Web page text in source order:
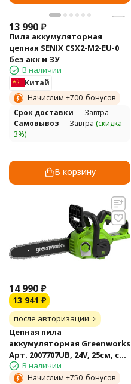
13 990₽
Пила аккумуляторная
цепная SENIX CSX2-M2-EU-0
без акк и ЗУ
В наличии
Китай
Начислим +700 бонусов
Cрок доставки — Завтра
Самовывоз— Завтра (скидка
3%)
В корзину
14 990₽
13 941 ₽
после авторизации
Цепная пила
аккумуляторная Greenworks
Арт. 2007707UB, 24V, 25см, c
АКБ 4Ач и ЗУ
В наличии
Начислим +750 бонусов